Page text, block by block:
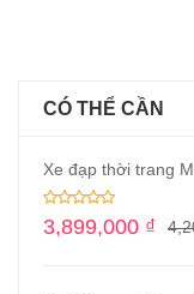
CÓ THỂ CẦN
Xe đạp thời trang
3,899,000 ₫